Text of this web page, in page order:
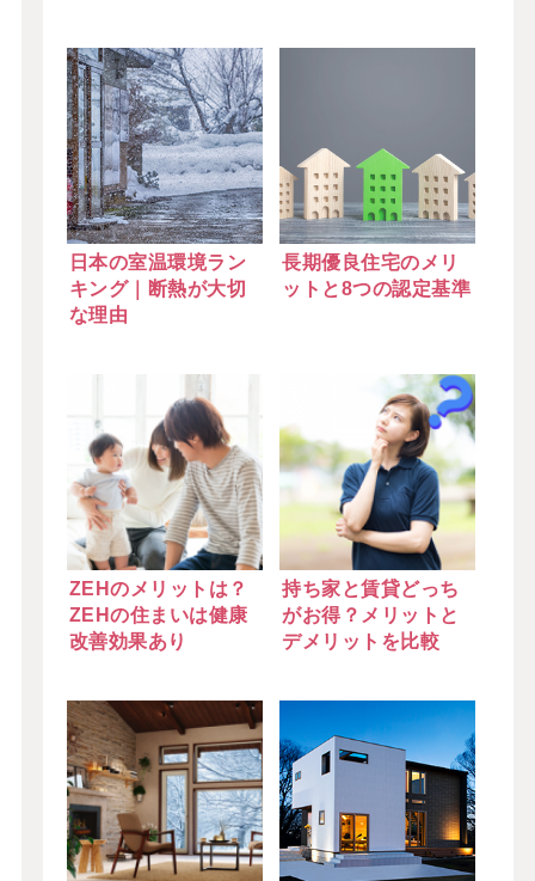
日本の室温環境ラン
キング｜断熱が大切
な理由
長期優良住宅のメリ
ットと8つの認定基準
ZEHのメリットは？
ZEHの住まいは健康
改善効果あり
持ち家と賃貸どっち
がお得？メリットと
デメリットを比較